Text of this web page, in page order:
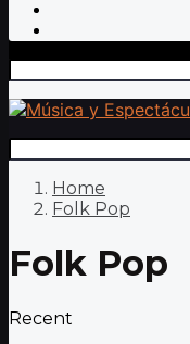
Home
Folk Pop
Folk Pop
Recent